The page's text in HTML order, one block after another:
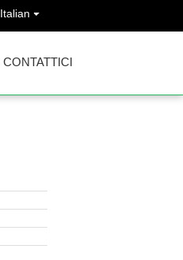
Italian
CONTATTICI